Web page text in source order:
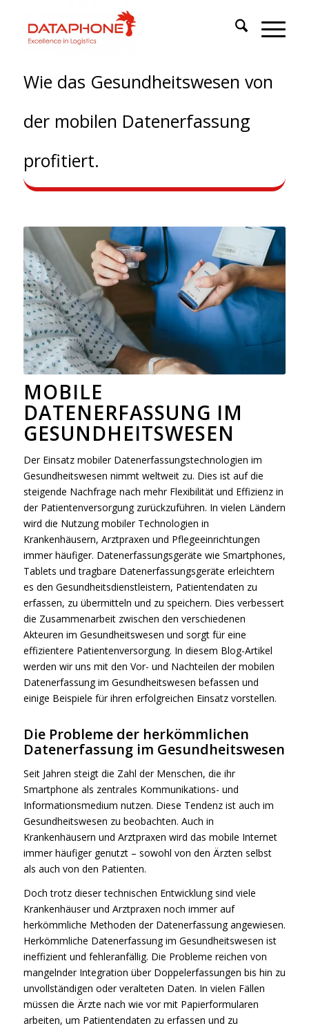
Wie das Gesundheitswesen von
der mobilen Datenerfassung
profitiert.
MOBILE
DATENERFASSUNG IM
GESUNDHEITSWESEN
Der Einsatz mobiler Datenerfassungstechnologien im
Gesundheitswesen nimmt weltweit zu. Dies ist auf die
steigende Nachfrage nach mehr Flexibilität und Effizienz in
der Patientenversorgung zurückzuführen. In vielen Ländern
wird die Nutzung mobiler Technologien in
Krankenhäusern, Arztpraxen und Pflegeeinrichtungen
immer häufiger. Datenerfassungsgeräte wie Smartphones,
Tablets und tragbare Datenerfassungsgeräte erleichtern
es den Gesundheitsdienstleistern, Patientendaten zu
erfassen, zu übermitteln und zu speichern. Dies verbessert
die Zusammenarbeit zwischen den verschiedenen
Akteuren im Gesundheitswesen und sorgt für eine
effizientere Patientenversorgung. In diesem Blog-Artikel
werden wir uns mit den Vor- und Nachteilen der mobilen
Datenerfassung im Gesundheitswesen befassen und
einige Beispiele für ihren erfolgreichen Einsatz vorstellen.
Die Probleme der herkömmlichen
Datenerfassung im Gesundheitswesen
Seit Jahren steigt die Zahl der Menschen, die ihr
Smartphone als zentrales Kommunikations- und
Informationsmedium nutzen. Diese Tendenz ist auch im
Gesundheitswesen zu beobachten. Auch in
Krankenhäusern und Arztpraxen wird das mobile Internet
immer häufiger genutzt – sowohl von den Ärzten selbst
als auch von den Patienten.
Doch trotz dieser technischen Entwicklung sind viele
Krankenhäuser und Arztpraxen noch immer auf
herkömmliche Methoden der Datenerfassung angewiesen.
Herkömmliche Datenerfassung im Gesundheitswesen ist
ineffizient und fehleranfällig. Die Probleme reichen von
mangelnder Integration über Doppelerfassungen bis hin zu
unvollständigen oder veralteten Daten. In vielen Fällen
müssen die Ärzte nach wie vor mit Papierformularen
arbeiten, um Patientendaten zu erfassen und zu